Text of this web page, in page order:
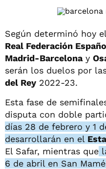
Según determinó hoy
Real Federación
Madrid-Barcelonay
serán los duelos por
del Rey 2022-23.
Esta fase de
disputa con doble
días 28 de febrero y 1
desarrollarán en el
El Safar, mientras que
6 de abril en San